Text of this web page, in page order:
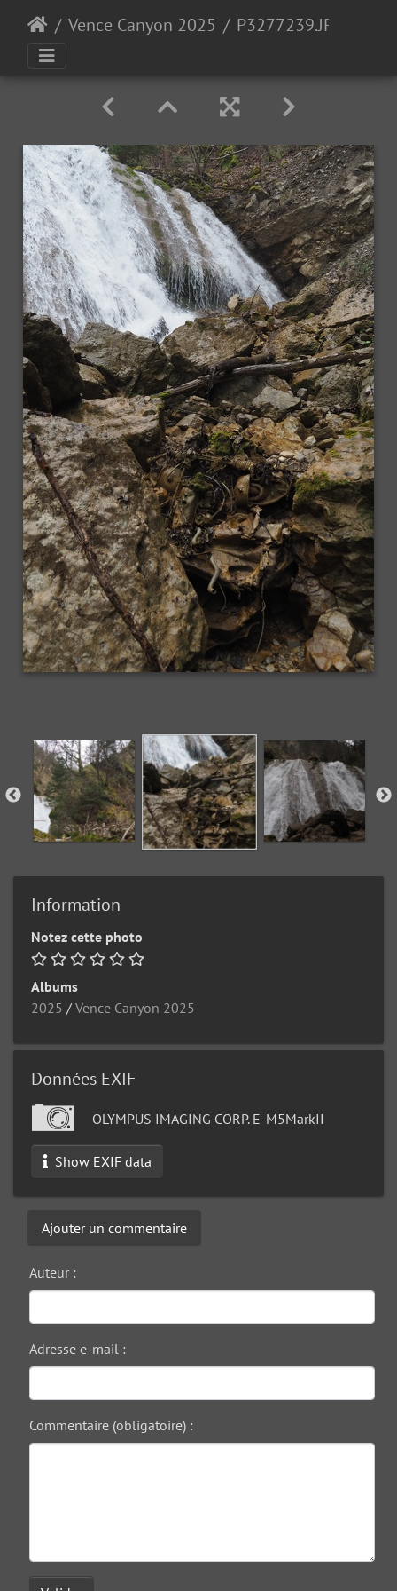
Vence Canyon 2025 P3277239.JPG
Information
Notez cette photo
Albums
2025 / Vence Canyon 2025
Données EXIF
OLYMPUS IMAGING CORP. E-M5MarkII
Show EXIF data
Ajouter un commentaire
Auteur :
Adresse e-mail :
Commentaire (obligatoire) :